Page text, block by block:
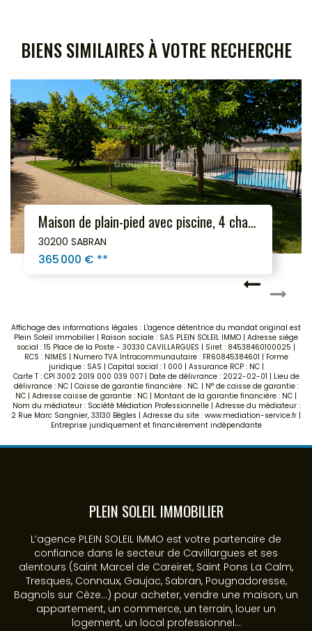
BIENS SIMILAIRES À VOTRE RECHERCHE
30200 Bagnols sur Cèze
349 000 €
Affichage des informations légales : L'agence détentrice du mandat original est
Plein Soleil immobilier | Raison sociale : SAS PLEIN SOLEIL IMMO | Adresse siège
social : 15 Place de la Poste - 30330 CAVILLARGUES | Siret : 84538460100025 |
RCS : NIMES | Numero TVA Intracommunautaire : FR60845384601 | Forme
juridique : SAS | Capital social : 1 000 | Assurance RCP : NC |
Carte T : CPI 3002 2019 000 039 007 | Date de délivrance : 2022-02-01 | Lieu de
délivrance : NC | Caisse de garantie financière : NC. | N° de caisse de garantie :
NC | Adresse caisse de garantie : NC | Montant de la garantie financière : NC |
Nom du médiateur : Société Médiation Professionnelle | Adresse du médiateur :
2 Rue Marc Sangnier, 33130 Bègles | Adresse du site : www.mediation-service.fr |
Entreprise juridiquement et financièrement indépendante
PLEIN SOLEIL IMMOBILIER
L’agence PLEIN SOLEIL IMMO est votre partenaire de
confiance dans le secteur de Cavillargues et ses
alentours (Saint Marcel de Careiret, Saint Pons La Calm,
Tresques, Connaux, Gaujac, Sabran, Pougnadoresse,
Bagnols sur Cèze...) pour acheter, vendre une maison, un
appartement, un commerce, un terrain, louer un
logement, un local professionnel...